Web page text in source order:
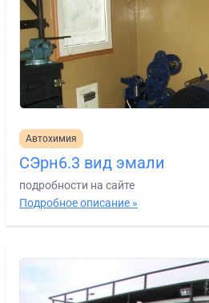
Автохимия
СЭрн6.3 вид эмали
подробности на сайте
Подробное описание »